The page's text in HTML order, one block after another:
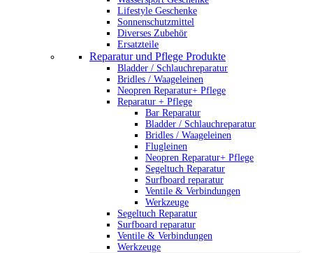
Lifestyle Geschenke
Sonnenschutzmittel
Diverses Zubehör
Ersatzteile
Reparatur und Pflege Produkte
Bladder / Schlauchreparatur
Bridles / Waageleinen
Neopren Reparatur+ Pflege
Reparatur + Pflege
Bar Reparatur
Bladder / Schlauchreparatur
Bridles / Waageleinen
Flugleinen
Neopren Reparatur+ Pflege
Segeltuch Reparatur
Surfboard reparatur
Ventile & Verbindungen
Werkzeuge
Segeltuch Reparatur
Surfboard reparatur
Ventile & Verbindungen
Werkzeuge